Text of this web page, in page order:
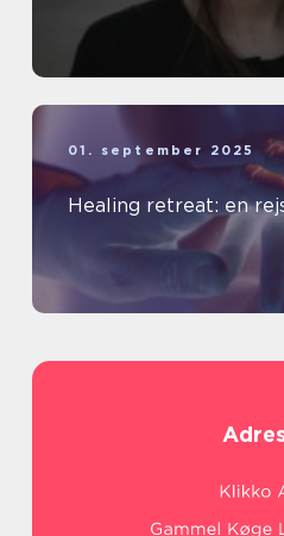
01. september 2025
Healing retreat: en